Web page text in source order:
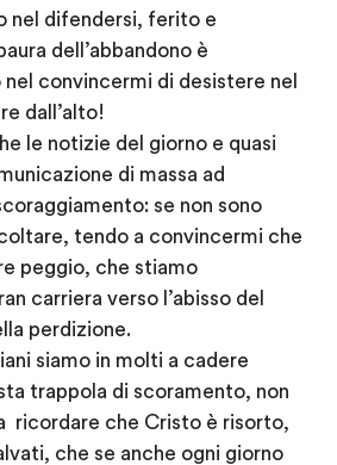
nel difendersi, ferito e
dell’abbandono è
convincermi di desistere nel
dall’alto!
le notizie del giorno e quasi
di massa ad
se non sono
tendo a convincermi che
peggio, che stiamo
carriera verso l’abisso del
perdizione.
siamo in molti a cadere
trappola di scoramento, non
ricordare che Cristo è risorto,
che se anche ogni giorno